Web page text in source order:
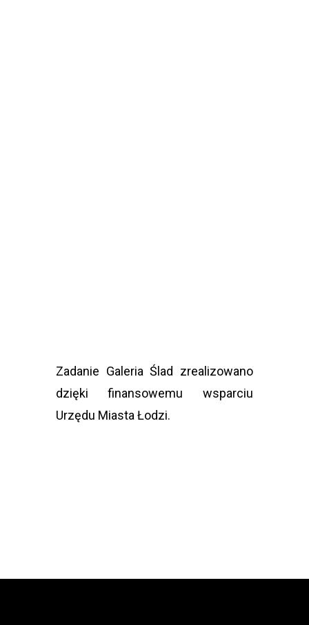
Zadanie Galeria Ślad zrealizowano
dzięki finansowemu wsparciu
Urzędu Miasta Łodzi.